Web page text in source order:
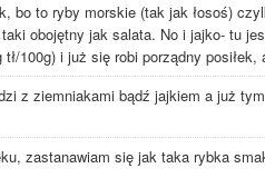
bo to ryby morskie (tak jak łosoś)
obojętny jak salata. No i jajko- tu
100g) i już się robi porządny posiłek,
z ziemniakami bądź jajkiem a już
zastanawiam się jak taka rybka